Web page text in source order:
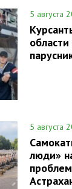
5 августа
5 августа
люди»